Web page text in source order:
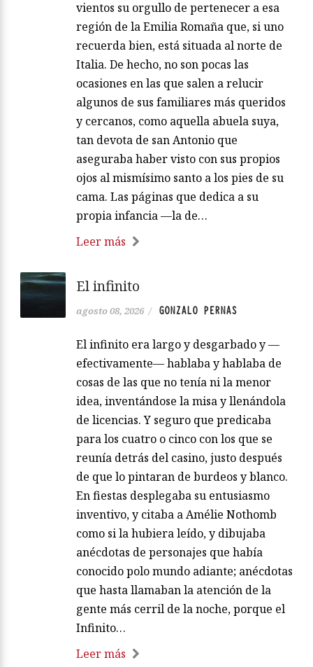
vientos su orgullo de pertenecer a esa
región de la Emilia Romaña que, si uno
recuerda bien, está situada al norte de
Italia. De hecho, no son pocas las
ocasiones en las que salen a relucir
algunos de sus familiares más queridos
y cercanos, como aquella abuela suya,
tan devota de san Antonio que
aseguraba haber visto con sus propios
ojos al mismísimo santo a los pies de su
cama. Las páginas que dedica a su
propia infancia —la de…
Leer más
El infinito
agosto 08, 2026 / GONZALO PERNAS
El infinito era largo y desgarbado y —
efectivamente— hablaba y hablaba de
cosas de las que no tenía ni la menor
idea, inventándose la misa y llenándola
de licencias. Y seguro que predicaba
para los cuatro o cinco con los que se
reunía detrás del casino, justo después
de que lo pintaran de burdeos y blanco.
En fiestas desplegaba su entusiasmo
inventivo, y citaba a Amélie Nothomb
como si la hubiera leído, y dibujaba
anécdotas de personajes que había
conocido polo mundo adiante; anécdotas
que hasta llamaban la atención de la
gente más cerril de la noche, porque el
Infinito…
Leer más